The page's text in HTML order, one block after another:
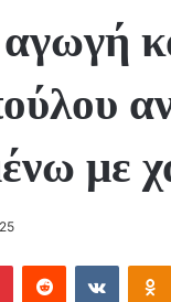
με
PinterestReddit